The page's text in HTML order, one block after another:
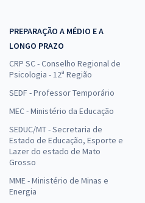
PREPARAÇÃO A MÉDIO E A
LONGO PRAZO
CRP SC - Conselho Regional de
Psicologia - 12ª Região
SEDF - Professor Temporário
MEC - Ministério da Educação
SEDUC/MT - Secretaria de
Estado de Educação, Esporte e
Lazer do estado de Mato
Grosso
MME - Ministério de Minas e
Energia